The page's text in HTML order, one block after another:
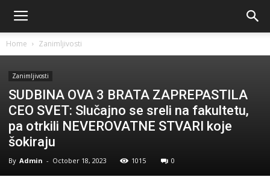
Home Zanimljivosti
Zanimljivosti
SUDBINA OVA 3 BRATA ZAPREPASTILA
CEO SVET: Slučajno se sreli na fakultetu,
pa otrkili NEVEROVATNE STVARI koje
šokiraju
By Admin - October 18, 2023 1015 0